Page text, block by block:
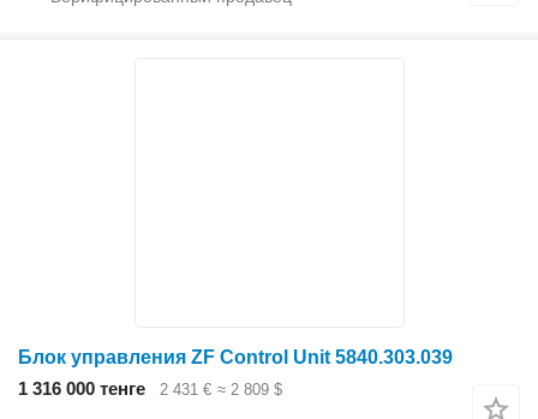
Блок управления ZF Control Unit 5840.303.039
1 316 000 тенге
2 431 € ≈ 2 809 $